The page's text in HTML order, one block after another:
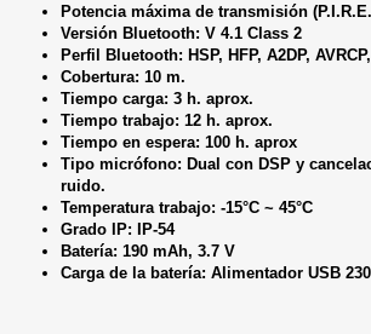
Potencia máxima de transmisión
Versión Bluetooth: V 4.1 Class 2
Perfil Bluetooth: HSP, HFP, A2DP,
Cobertura: 10 m.
Tiempo carga: 3 h. aprox.
Tiempo trabajo: 12 h. aprox.
Tiempo en espera: 100 h. aprox
Tipo micrófono: Dual con DSP y
ruido.
Temperatura trabajo: -15°C ~ 45°C
Grado IP: IP-54
Batería: 190 mAh, 3.7 V
Carga de la batería: Alimentador USB